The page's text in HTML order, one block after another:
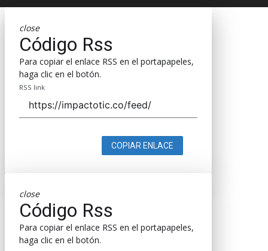
close
Código Rss
Para copiar el enlace RSS en el portapapeles,
haga clic en el botón.
RSS link
COPIAR ENLACE
close
Código Rss
Para copiar el enlace RSS en el portapapeles,
haga clic en el botón.